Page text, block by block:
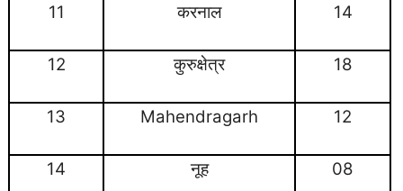
11 करनाल 14
12 कुरुक्षेत्र 18
13 Mahendragarh 12
14 नूह 08